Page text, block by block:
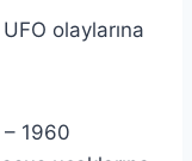
olaylarına
– 1960